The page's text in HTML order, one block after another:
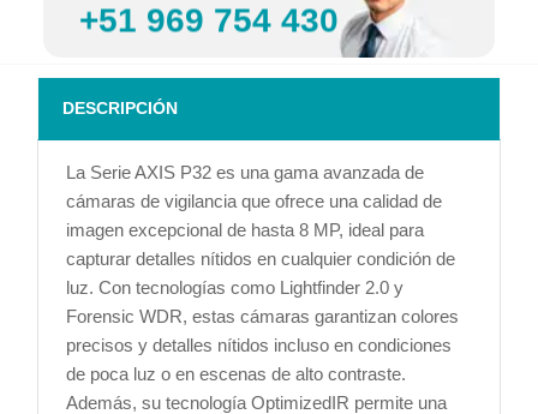
+51 969 754 430
DESCRIPCIÓN
La Serie AXIS P32 es una gama avanzada de
cámaras de vigilancia que ofrece una calidad de
imagen excepcional de hasta 8 MP, ideal para
capturar detalles nítidos en cualquier condición de
luz. Con tecnologías como Lightfinder 2.0 y
Forensic WDR, estas cámaras garantizan colores
precisos y detalles nítidos incluso en condiciones
de poca luz o en escenas de alto contraste.
Además, su tecnología OptimizedIR permite una